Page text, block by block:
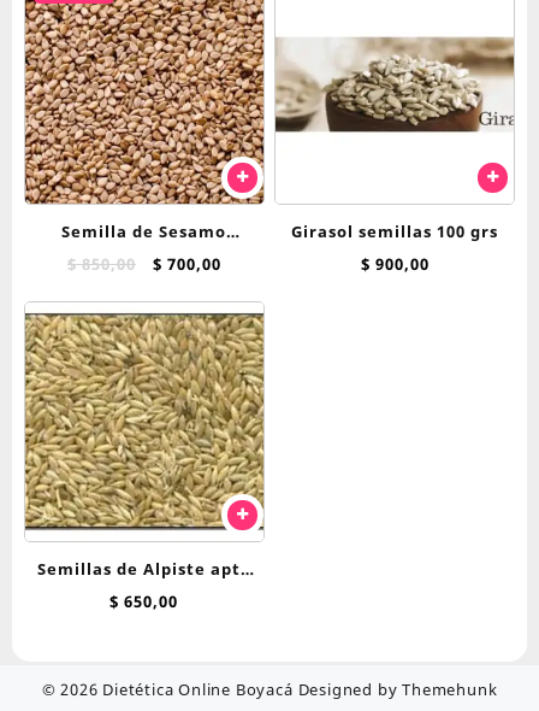
Semilla de Sesamo
Integral x 100 g
$850,00
El
original
era:
$ 850,00.
$ 700,00El
actual
es:
$ 700,00.
Girasol semillas 100 grs
$ 900,00
Semillas de Alpiste apto
C/H x 100 grs
$ 650,00
© 2026 Dietética Online Boyacá Designed by Themehunk